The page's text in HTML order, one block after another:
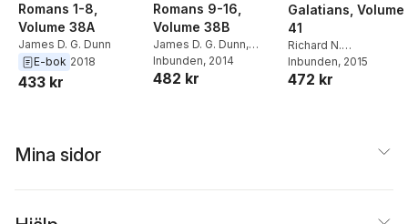
Romans 1-8,
Volume 38A
James D. G. Dunn
E-bok 2018
433 kr
Romans 9-16,
Volume 38B
James D. G. Dunn,
Bruce M. Metzger
David Allen Hubbard
Inbunden, 2014
482 kr
Galatians, Volume
41
Richard N.
Longenecker,Bruce
Metzger
Inbunden, 2015
472 kr
Mina sidor